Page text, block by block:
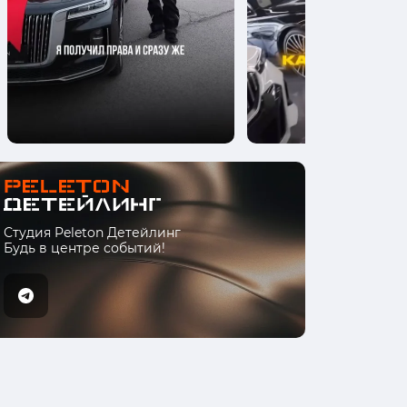
Студия Peleton Детейлинг
Будь в центре событий!